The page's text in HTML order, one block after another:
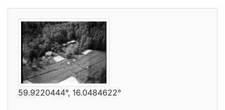
59.9220444°, 16.0484622°